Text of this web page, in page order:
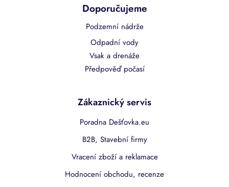
Doporučujeme
Podzemní nádrže
Odpadní vody
Vsak a drenáže
Předpověď počasí
Zákaznický servis
Poradna Dešťovka.eu
B2B, Stavební firmy
Vracení zboží a reklamace
Hodnocení obchodu, recenze